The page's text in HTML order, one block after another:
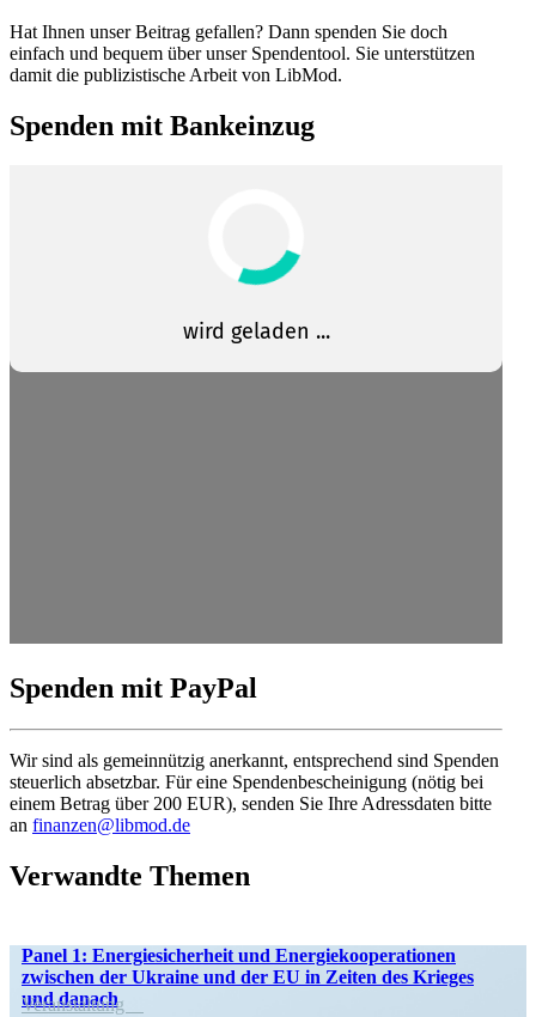
Hat Ihnen unser Beitrag gefallen? Dann spenden Sie doch
einfach und bequem über unser Spendentool. Sie unter­stützen
damit die publi­zis­tische Arbeit von LibMod.
Spenden mit Bankeinzug
Spenden mit PayPal
Wir sind als gemein­nützig anerkannt, entspre­chend sind Spenden
steuerlich absetzbar. Für eine Spenden­be­schei­nigung (nötig bei
einem Betrag über 200 EUR), senden Sie Ihre Adress­daten bitte
an finanzen@libmod.de
Verwandte Themen
Panel 1: Energie­si­cherheit und Energie­ko­ope­ra­tionen
zwischen der Ukraine und der EU in Zeiten des Krieges
und danach
Veran­staltung